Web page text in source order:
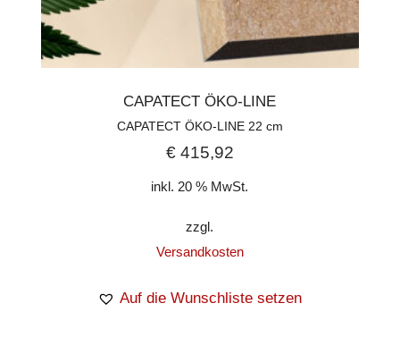
CAPATECT ÖKO-LINE
CAPATECT ÖKO-LINE 22 cm
€415,92
inkl. 20 % MwSt.
zzgl.
Versandkosten
Auf die Wunschliste setzen